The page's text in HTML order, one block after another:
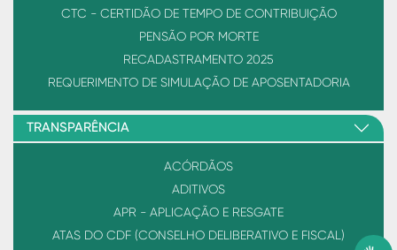
CTC - CERTIDÃO DE TEMPO DE CONTRIBUIÇÃO
PENSÃO POR MORTE
RECADASTRAMENTO 2025
REQUERIMENTO DE SIMULAÇÃO DE APOSENTADORIA
TRANSPARÊNCIA
ACÓRDÃOS
ADITIVOS
APR - APLICAÇÃO E RESGATE
ATAS DO CDF (CONSELHO DELIBERATIVO E FISCAL)